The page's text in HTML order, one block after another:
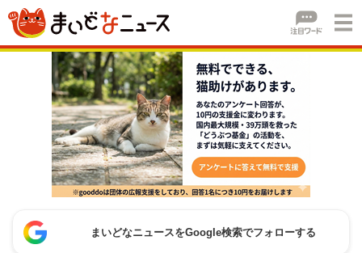
まいどなニュースをGoogle検索でフォローする